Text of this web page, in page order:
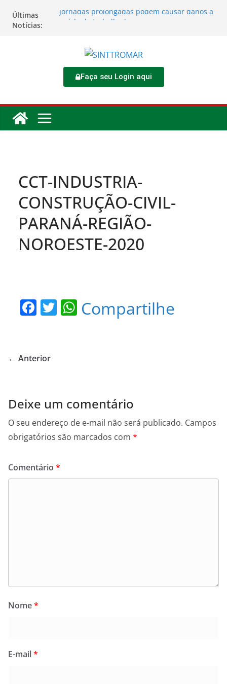
Últimas
Notícias:
Jornadas prolongadas podem causar danos à
saúde do trabalhador
corrige direitos de motoristas da
Transcocamar
dos trabalhadores
Faça seu Login aqui
CCT-INDUSTRIA-
CONSTRUÇÃO-CIVIL-
PARANÁ-REGIÃO-
NOROESTE-2020
F
e
o
k
T W
p
Compartilhe
← Anterior
Deixe um comentário
O seu endereço de e-mail não será publicado. Campos
obrigatórios são marcados com *
Comentário *
Nome*
E-mail*